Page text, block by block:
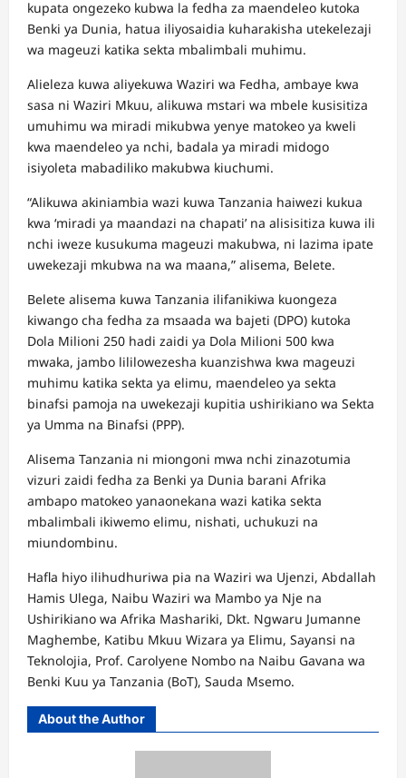
kupata ongezeko kubwa la fedha za maendeleo kutoka
Benki ya Dunia, hatua iliyosaidia kuharakisha utekelezaji
wa mageuzi katika sekta mbalimbali muhimu.
Alieleza kuwa aliyekuwa Waziri wa Fedha, ambaye kwa
sasa ni Waziri Mkuu, alikuwa mstari wa mbele kusisitiza
umuhimu wa miradi mikubwa yenye matokeo ya kweli
kwa maendeleo ya nchi, badala ya miradi midogo
isiyoleta mabadiliko makubwa kiuchumi.
“Alikuwa akiniambia wazi kuwa Tanzania haiwezi kukua
kwa ‘miradi ya maandazi na chapati’ na alisisitiza kuwa ili
nchi iweze kusukuma mageuzi makubwa, ni lazima ipate
uwekezaji mkubwa na wa maana,” alisema, Belete.
Belete alisema kuwa Tanzania ilifanikiwa kuongeza
kiwango cha fedha za msaada wa bajeti (DPO) kutoka
Dola Milioni 250 hadi zaidi ya Dola Milioni 500 kwa
mwaka, jambo lililowezesha kuanzishwa kwa mageuzi
muhimu katika sekta ya elimu, maendeleo ya sekta
binafsi pamoja na uwekezaji kupitia ushirikiano wa Sekta
ya Umma na Binafsi (PPP).
Alisema Tanzania ni miongoni mwa nchi zinazotumia
vizuri zaidi fedha za Benki ya Dunia barani Afrika
ambapo matokeo yanaonekana wazi katika sekta
mbalimbali ikiwemo elimu, nishati, uchukuzi na
miundombinu.
Hafla hiyo ilihudhuriwa pia na Waziri wa Ujenzi, Abdallah
Hamis Ulega, Naibu Waziri wa Mambo ya Nje na
Ushirikiano wa Afrika Mashariki, Dkt. Ngwaru Jumanne
Maghembe, Katibu Mkuu Wizara ya Elimu, Sayansi na
Teknolojia, Prof. Carolyene Nombo na Naibu Gavana wa
Benki Kuu ya Tanzania (BoT), Sauda Msemo.
About the Author